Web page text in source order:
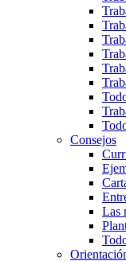
Consejos
Las